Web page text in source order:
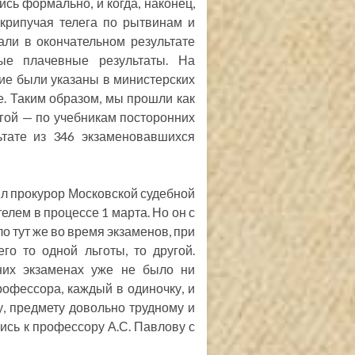
телега по рытвинам и
в окончательном результате
плачевные результаты. На
были указаны в министерских
Таким образом, мы прошли как
— по учебникам посторонних
из 346 экзаменовавшихся
прокурор Московской судебной
в процессе 1 марта. Но он с
тут же во время экзаменов, при
то одной льготы, то другой.
экзаменах уже не было ни
каждый в одиночку, и
довольно трудному и
к профессору А.С. Павлову с